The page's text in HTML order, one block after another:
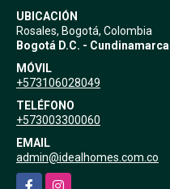
UBICACIÓN
Rosales, Bogotá, Colombia
Bogotá D.C. -
MÓVIL
+573106028049
TELÉFONO
+573003300060
EMAIL
admin@idealhomes.com.co
FacebookInstagram